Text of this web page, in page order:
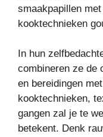
smaakpapillen
kooktechnieken
In hun
combineren ze de
en bereidingen
kooktechnieken,
gangen zal je te
betekent. Denk